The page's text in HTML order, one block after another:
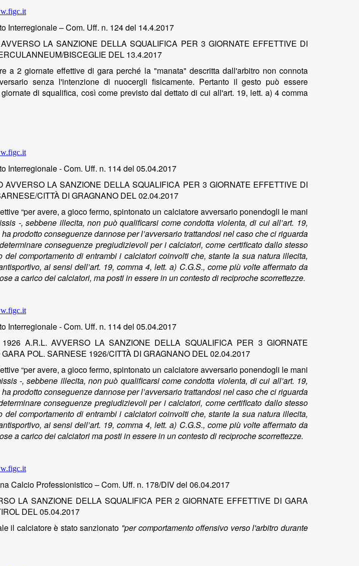
Interregionale – Com. Uff. n. 124 del 14.4.2017
LA SANZIONE DELLA SQUALIFICA PER 3 GIORNATE EFFETTIVE DI
BISCEGLIE DEL 13.4.2017
a 2 giornate effettive di gara perché la "manata" descritta dall'arbitro non connota
senza l'intenzione di nuocergli fisicamente. Pertanto il gesto può essere
di squalifica, così come previsto dal dettato di cui all'art. 19, lett. a) 4 comma
Interregionale - Com. Uff. n. 114 del 05.04.2017
AVVERSO LA SANZIONE DELLA SQUALIFICA PER 3 GIORNATE EFFETTIVE DI
CITTÀ DI GRAGNANO DEL 02.04.2017
“per avere, a gioco fermo, spintonato un calciatore avversario ponendogli le mani
-, sebbene illecita, non può qualificarsi come condotta violenta, di cui all’art. 19,
prodotto conseguenze dannose per l’avversario trattandosi nel caso che ci riguarda
conseguenze pregiudizievoli per i calciatori, come certificato dallo stesso
comportamento di entrambi i calciatori coinvolti che, stante la sua natura illecita,
ai sensi dell’art. 19, comma 4, lett. a) C.G.S., come più volte affermato da
a carico dei calciatori, ma posti in essere in un contesto di reciproche scorrettezze.
Interregionale - Com. Uff. n. 114 del 05.04.2017
A.R.L. AVVERSO LA SANZIONE DELLA SQUALIFICA PER 3 GIORNATE
POL. SARNESE 1926/CITTÀ DI GRAGNANO DEL 02.04.2017
“per avere, a gioco fermo, spintonato un calciatore avversario ponendogli le mani
-, sebbene illecita, non può qualificarsi come condotta violenta, di cui all’art. 19,
prodotto conseguenze dannose per l’avversario trattandosi nel caso che ci riguarda
conseguenze pregiudizievoli per i calciatori, come certificato dallo stesso
comportamento di entrambi i calciatori coinvolti che, stante la sua natura illecita,
ai sensi dell’art. 19, comma 4, lett. a) C.G.S., come più volte affermato da
a carico dei calciatori ma posti in essere in un contesto di reciproche scorrettezze.
Calcio Professionistico – Com. Uff. n. 178/DIV del 06.04.2017
LA SANZIONE DELLA SQUALIFICA PER 2 GIORNATE EFFETTIVE DI GARA
DEL 05.04.2017
il calciatore è stato sanzionato "per comportamento offensivo verso l'arbitro durante